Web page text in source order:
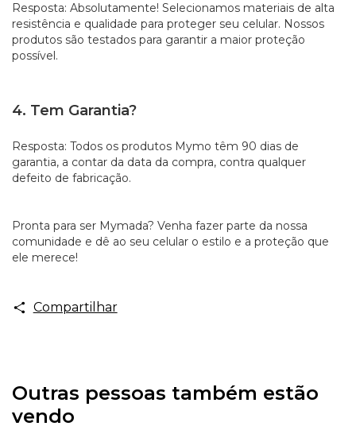
Resposta: Absolutamente! Selecionamos materiais de alta
resistência e qualidade para proteger seu celular. Nossos
produtos são testados para garantir a maior proteção
possível.
4. Tem Garantia?
Resposta: Todos os produtos Mymo têm 90 dias de
garantia, a contar da data da compra, contra qualquer
defeito de fabricação.
Pronta para ser Mymada? Venha fazer parte da nossa
comunidade e dê ao seu celular o estilo e a proteção que
ele merece!
Compartilhar
Outras pessoas também estão
vendo